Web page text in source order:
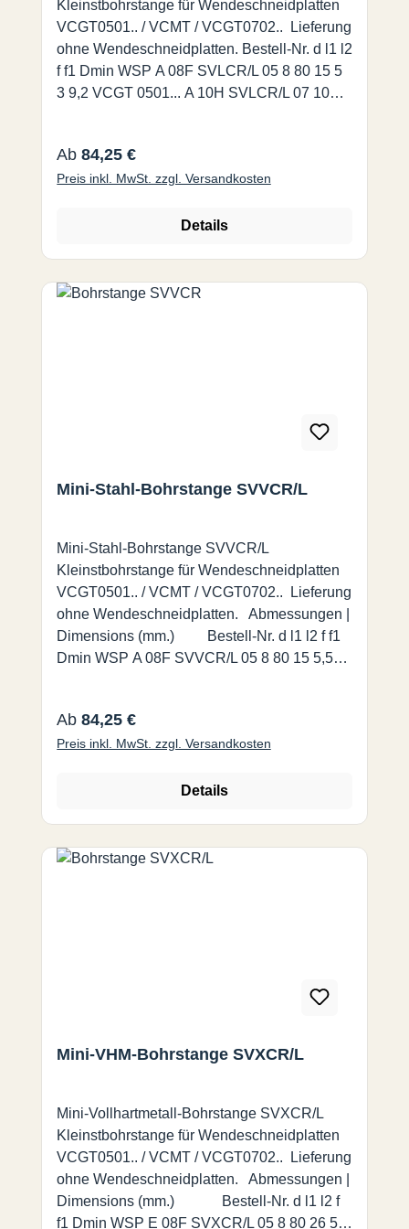
Kleinstbohrstange für Wendeschneidplatten
VCGT0501.. / VCMT / VCGT0702.. Lieferung
ohne Wendeschneidplatten. Bestell-Nr. d l1 l2
f f1 Dmin WSP A 08F SVLCR/L 05 8 80 15 5
3 9,2 VCGT 0501... A 10H SVLCR/L 07 10
SVLCR/L 07 16 150 36 11 5 19,5
Regulärer Preis:
Ab 84,25 €
Preis inkl. MwSt. zzgl. Versandkosten
Details
Mini-Stahl-Bohrstange SVVCR/L
Mini-Stahl-Bohrstange SVVCR/L
Kleinstbohrstange für Wendeschneidplatten
VCGT0501.. / VCMT / VCGT0702.. Lieferung
ohne Wendeschneidplatten. Abmessungen |
Dimensions (mm.) Bestell-Nr. d l1 l2 f f1
Dmin WSP A 08F SVVCR/L 05 8 80 15 5,5
SVVCR/L 07 12 125 28 9 6 15,5 A 16M
SVVCR/L 07 16 150 36 11 6 19,5
Regulärer Preis:
Ab 84,25 €
Preis inkl. MwSt. zzgl. Versandkosten
Details
Mini-VHM-Bohrstange SVXCR/L
Mini-Vollhartmetall-Bohrstange SVXCR/L
Kleinstbohrstange für Wendeschneidplatten
VCGT0501.. / VCMT / VCGT0702.. Lieferung
ohne Wendeschneidplatten. Abmessungen |
Dimensions (mm.) Bestell-Nr. d l1 l2 f
f1 Dmin WSP E 08F SVXCR/L 05 8 80 26 5 3